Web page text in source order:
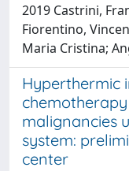
2019 Castrini,
Fiorentino,
Maria Cristina;
Hyperthermic
malignancies
system:
center